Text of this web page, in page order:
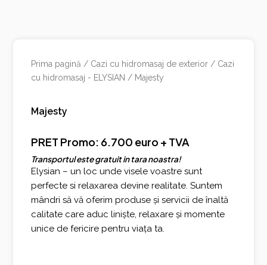
Prima pagină / Cazi cu hidromasaj de exterior / Cazi
cu hidromasaj - ELYSIAN / Majesty
Majesty
PRET Promo: 6.700 euro + TVA
Transportul este gratuit in tara noastra!
Elysian – un loc unde visele voastre sunt
perfecte si relaxarea devine realitate. Suntem
mândri să vă oferim produse și servicii de înaltă
calitate care aduc liniște, relaxare și momente
unice de fericire pentru viața ta.